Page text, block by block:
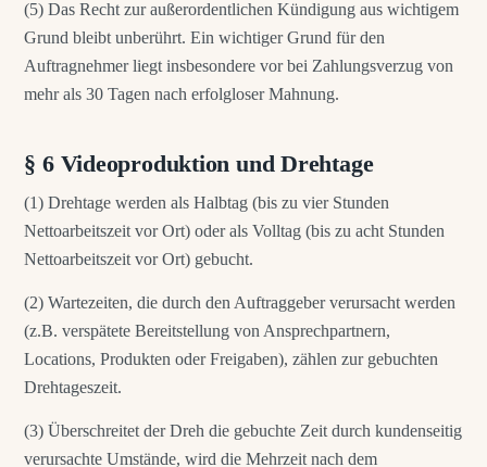
(5) Das Recht zur außerordentlichen Kündigung aus wichtigem
Grund bleibt unberührt. Ein wichtiger Grund für den
Auftragnehmer liegt insbesondere vor bei Zahlungsverzug von
mehr als 30 Tagen nach erfolgloser Mahnung.
§ 6 Videoproduktion und Drehtage
(1) Drehtage werden als Halbtag (bis zu vier Stunden
Nettoarbeitszeit vor Ort) oder als Volltag (bis zu acht Stunden
Nettoarbeitszeit vor Ort) gebucht.
(2) Wartezeiten, die durch den Auftraggeber verursacht werden
(z.B. verspätete Bereitstellung von Ansprechpartnern,
Locations, Produkten oder Freigaben), zählen zur gebuchten
Drehtageszeit.
(3) Überschreitet der Dreh die gebuchte Zeit durch kundenseitig
verursachte Umstände, wird die Mehrzeit nach dem